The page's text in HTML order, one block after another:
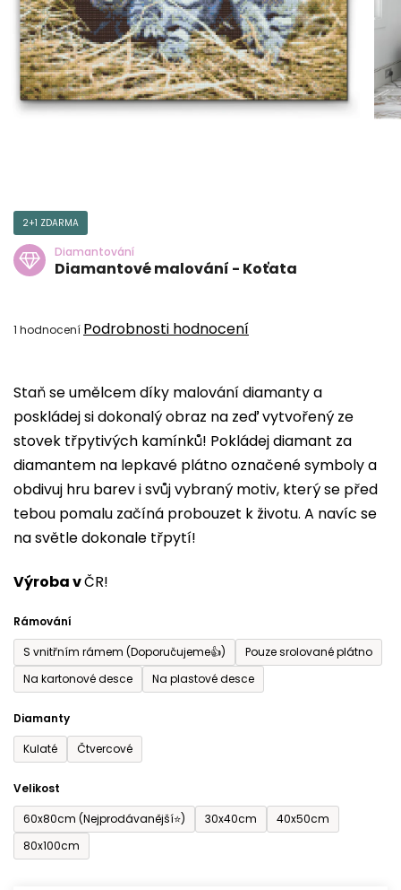
Staň se umělcem díky malování diamanty a
poskládej si dokonalý obraz na zeď vytvořený ze
stovek třpytivých kamínků! Pokládej diamant za
diamantem na lepkavé plátno označené symboly a
obdivuj hru barev i svůj vybraný motiv, který se před
tebou pomalu začíná probouzet k životu. A navíc se
na světle dokonale třpytí!
Výroba vČR!
Rámování
S vnitřním rámem (Doporučujeme👍)
Pouze srolované plátno
Na kartonové desce
Na plastové desce
Diamanty
Kulaté
Čtvercové
Velikost
60x80cm (Nejprodávanější⭐)
30x40cm
40x50cm
80x100cm
2+1 ZDARMA
Diamantování
Diamantové malování - Koťata
Průměrné
je
5,0
z
5
hvězdiček.
1 hodnocení Podrobnosti hodnocení